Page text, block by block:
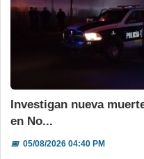
Investigan nueva
en No...
📅05/08/2026 04:40 PM